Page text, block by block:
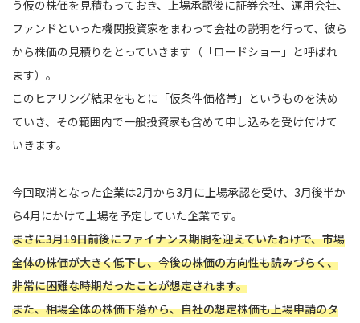
う仮の株価を見積もっておき、上場承認後に証券会社、運用会社、
ファンドといった機関投資家をまわって会社の説明を行って、彼ら
から株価の見積りをとっていきます（「ロードショー」と呼ばれ
ます）。
このヒアリング結果をもとに「仮条件価格帯」というものを決め
ていき、その範囲内で一般投資家も含めて申し込みを受け付けて
いきます。
今回取消となった企業は2月から3月に上場承認を受け、3月後半か
ら4月にかけて上場を予定していた企業です。
まさに3月19日前後にファイナンス期間を迎えていたわけで、市場
全体の株価が大きく低下し、今後の株価の方向性も読みづらく、
非常に困難な時期だったことが想定されます。
また、相場全体の株価下落から、自社の想定株価も上場申請のタ